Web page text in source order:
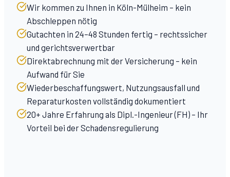
Wir kommen zu Ihnen in Köln-Mülheim – kein
Abschleppen nötig
Gutachten in 24–48 Stunden fertig – rechtssicher
und gerichtsverwertbar
Direktabrechnung mit der Versicherung – kein
Aufwand für Sie
Wiederbeschaffungswert, Nutzungsausfall und
Reparaturkosten vollständig dokumentiert
20+ Jahre Erfahrung als Dipl.-Ingenieur (FH) – Ihr
Vorteil bei der Schadensregulierung